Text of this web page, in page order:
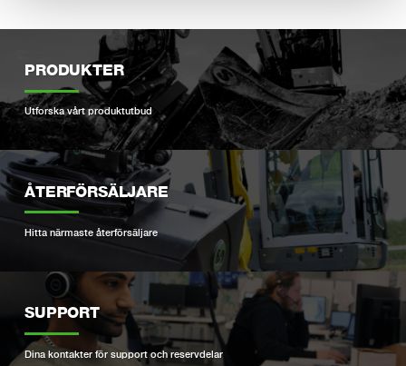
PRODUKTER
Utforska vårt produktutbud
ÅTERFÖRSÄLJARE
Hitta närmaste återförsäljare
SUPPORT
Dina kontakter för support och reservdelar